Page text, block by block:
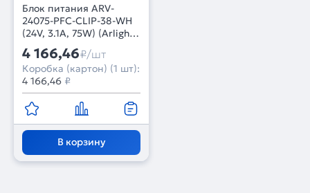
Блок питания ARV-
24075-PFC-CLIP-38-WH
(24V, 3.1A, 75W) (Arlight,
IP40 Металл, 3 года)
4 166,46₽/шт
Коробка (картон) (1 шт):
4 166,46 ₽
В корзину